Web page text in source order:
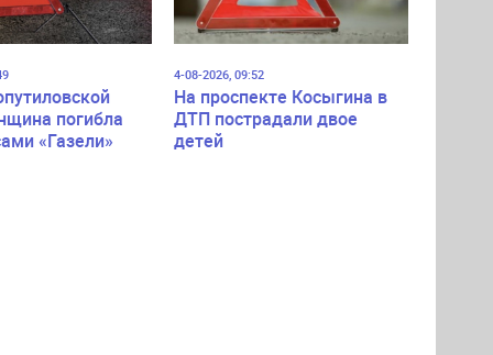
погибла
«Газели»
4-08-2026, 09:52
На проспекте Косыгина в
ДТП пострадали двое
детей